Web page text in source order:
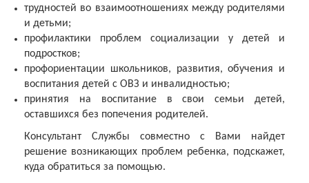
трудностей во взаимоотношениях между родителями
и детьми;
профилактики проблем социализации у детей и
подростков;
профориентации школьников, развития, обучения и
воспитания детей с ОВЗ и инвалидностью;
принятия на воспитание в свои семьи детей,
оставшихся без попечения родителей.
Консультант Службы совместно с Вами найдет
решение возникающих проблем ребенка, подскажет,
куда обратиться за помощью.